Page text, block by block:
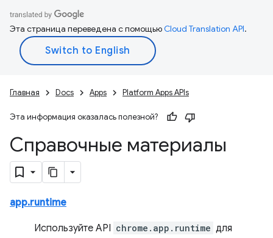
Эта страница переведена с помощьюCloud Translation API.
Главная Docs Apps Platform Apps APIs
Эта информация оказалась полезной?
Справочные материалы
app.runtime
Используйте API chrome.app.runtime для